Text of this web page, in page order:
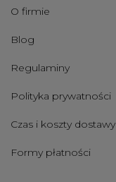
O firmie
Blog
Regulaminy
Polityka prywatności
Czas i koszty dostawy
Formy płatności